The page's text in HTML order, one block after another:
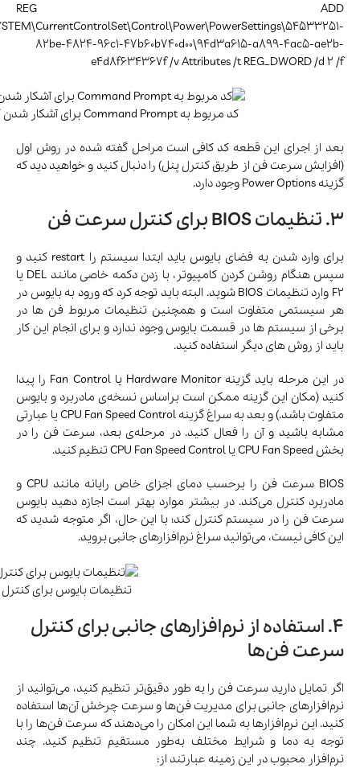
REG ADD
82be-4824-96c1-47b60b740d00\94d3a615-a899-4ac5-ae2b-
e4d8f634367f /v Attributes /t REG_DWORD /d 2 /f
کد مربوط به Command Prompt برای آشکار شدن گزینه System cooling policy در کنترل پنل
بعد از اجرای این قطعه کد کافی است مراحل گفته شده در روش اول
(افزایش سرعت فن از طریق کنترل پنل) را دنبال کنید و خواهید دید که
گزینه Power Options وجود دارد.
3. تنظیمات BIOS برای کنترل سرعت فن
برای وارد شدن به فضای بایوس باید ابتدا سیستم را restart کنید و
سپس هنگام روشن کردن کامپیوتر، با زدن دکمه خاصی مانند DEL یا
F2 وارد تنظیمات BIOS شوید. البته باید توجه کرد که ورود به بایوس در
هر سیستمی متفاوت است و همچنین تنظیمات مربوط فن ها در
برخی از سیستم ها در قسمت بایوس وجود ندارد و برای انجام این کار
باید از روش های دیگر استفاده کنید.
در این مرحله باید گزینه Hardware Monitor یا Fan Control را پیدا
کنید (مکان این گزینه ممکن است براساس نسخه‌ی مادربرد و بایوس
متفاوت باشد.) و بعد به سراغ گزینه CPU Fan Speed Control یا عبارتی
مشابه باشید و آن را فعال کنید. در مرحله‌ی بعد، سرعت فن را در
بخش CPU Fan Speed یا CPU Fan Speed Control تنظیم کنید.
BIOS سرعت فن را برحسب دمای اجزای خاص رایانه مانند CPU و
مادربرد کنترل می‌کند. در بیشتر موارد بهتر است اجازه دهید بایوس
سرعت فن را در سیستم کنترل کند؛ با این‌ حال، اگر متوجه شدید که
این کافی نیست، می‌توانید سراغ نرم‌افزارهای جانبی بروید.
تنظیمات بایوس برای
4. استفاده از نرم‌افزارهای جانبی برای کنترل
سرعت فن‌ها
اگر تمایل دارید سرعت فن را به طور دقیق‌تر تنظیم کنید، می‌توانید از
نرم‌افزارهای جانبی برای مدیریت فن‌ها و سرعت چرخش آن‌ها استفاده
کنید. این نرم‌افزارها به شما این امکان را می‌دهند که سرعت فن‌ها را با
توجه به دما و شرایط مختلف به‌طور مستقیم تنظیم کنید. چند
نرم‌افزار محبوب در این زمینه عبارتند از: